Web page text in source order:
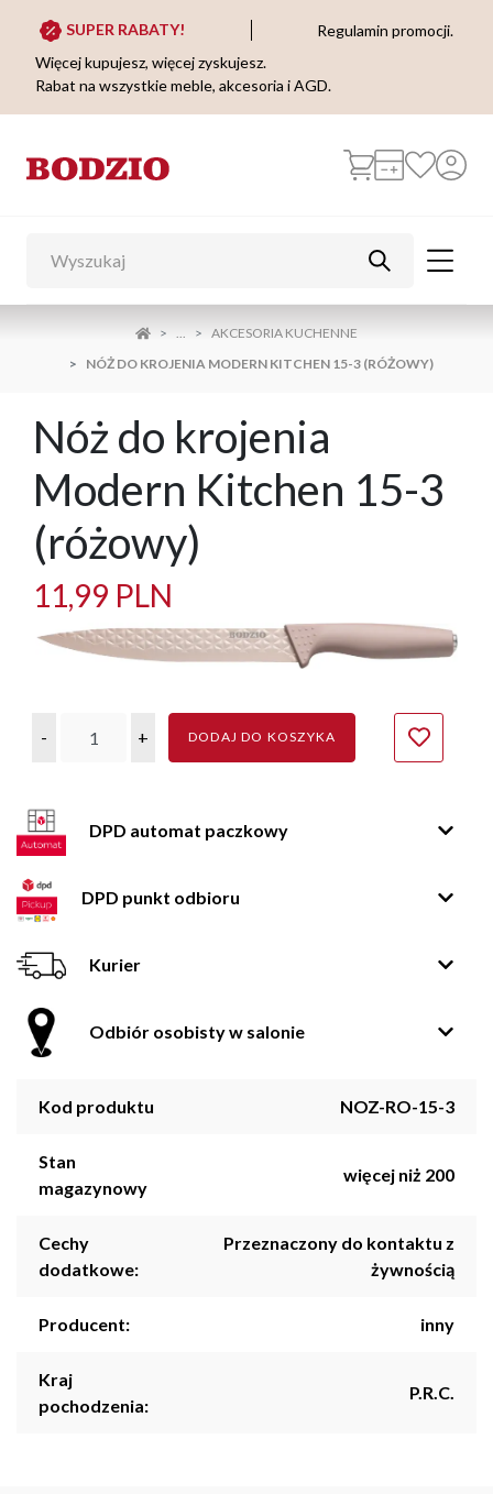
SUPER RABATY!
Regulamin promocji.
Więcej kupujesz, więcej zyskujesz.
Rabat na wszystkie meble, akcesoria i AGD.
...
AKCESORIA KUCHENNE
NÓŻ DO KROJENIA MODERN KITCHEN 15-3 (RÓŻOWY)
Nóż do krojenia
Modern Kitchen 15-3
(różowy)
11,99 PLN
- + DODAJ DO KOSZYKA
DPD automat paczkowy
DPD punkt odbioru
Kurier
Odbiór osobisty w salonie
Kod produktu NOZ-RO-15-3
Stan
magazynowy
więcej niż 200
Cechy
dodatkowe:
Przeznaczony do kontaktu z
żywnością
Producent: inny
Kraj
pochodzenia:
P.R.C.